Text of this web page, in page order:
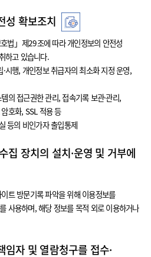
성 확보조치
법」제29조에 따라 개인정보의 안전성
하고 있습니다.
시행, 개인정보 취급자의 최소화 지정 운영,
의 접근권한 관리, 접속기록 보관·관리,
호화, SSL 적용 등
등의 비인가자 출입통제
집 장치의 설치·운영 및 거부에
트 방문기록 파악을 위해 이용정보를
사용하며, 해당 정보를 목적 외로 이용하거나
임자 및 열람청구를 접수·